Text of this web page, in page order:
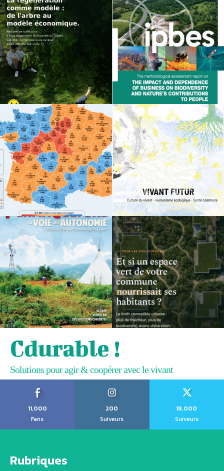
Cdurable !
Solutions pour agir & coopérer avec le vivant
11,000
Fans
200
Suiveurs
18,000
Suiveurs
Rubriques